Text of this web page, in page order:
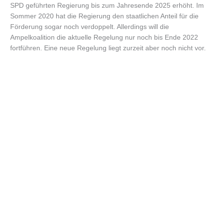
SPD geführten Regierung bis zum Jahresende 2025 erhöht. Im
Sommer 2020 hat die Regierung den staatlichen Anteil für die
Förderung sogar noch verdoppelt. Allerdings will die
Ampelkoalition die aktuelle Regelung nur noch bis Ende 2022
fortführen. Eine neue Regelung liegt zurzeit aber noch nicht vor.